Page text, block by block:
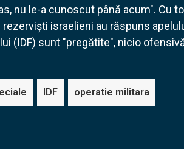
nu le-a cunoscut până acum". Cu
israelieni au răspuns
(IDF) sunt "pregătite", nicio
IDF operatie militara